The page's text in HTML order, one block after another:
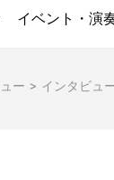
イベント・演
ー > インタビュ